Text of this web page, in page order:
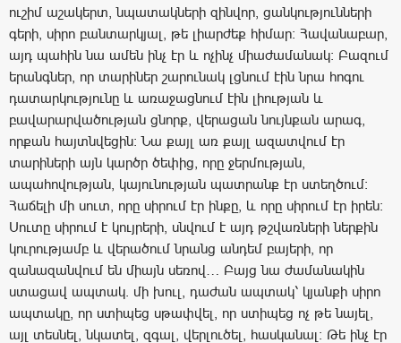
ուշիմ աշակերտ, նպատակների զինվոր, ցանկությունների
գերի, սիրո բանտարկյալ, թե լիարժեք հիմար։ Հավանաբար,
այդ պահին նա ամեն ինչ էր և ոչինչ միաժամանակ։ Բազում
երանգներ, որ տարիներ շարունակ լցնում էին նրա հոգու
դատարկությունը և առաջացնում էին լիության և
բավարարվածության ցնորք, վերացան նույնքան արագ,
որքան հայտնվեցին։ Նա քայլ առ քայլ ազատվում էր
տարիների այն կարծր ծեփից, որը ջերմության,
ապահովության, կայունության պատրանք էր ստեղծում։
Հաճելի մի սուտ, որը սիրում էր ինքը, և որը սիրում էր իրեն։
Սուտը սիրում է կույրերի, սնվում է այդ թշվառների ներքին
կուրությամբ և վերածում նրանց անդեմ բայերի, որ
զանազանվում են միայն սեռով… Բայց նա ժամանակին
ստացավ ապտակ. մի խուլ, դաժան ապտակ՝ կյանքի սիրո
ապտակը, որ ստիպեց սթափվել, որ ստիպեց ոչ թե նայել,
այլ տեսնել, նկատել, զգալ, վերլուծել, հասկանալ։ Թե ինչ էր